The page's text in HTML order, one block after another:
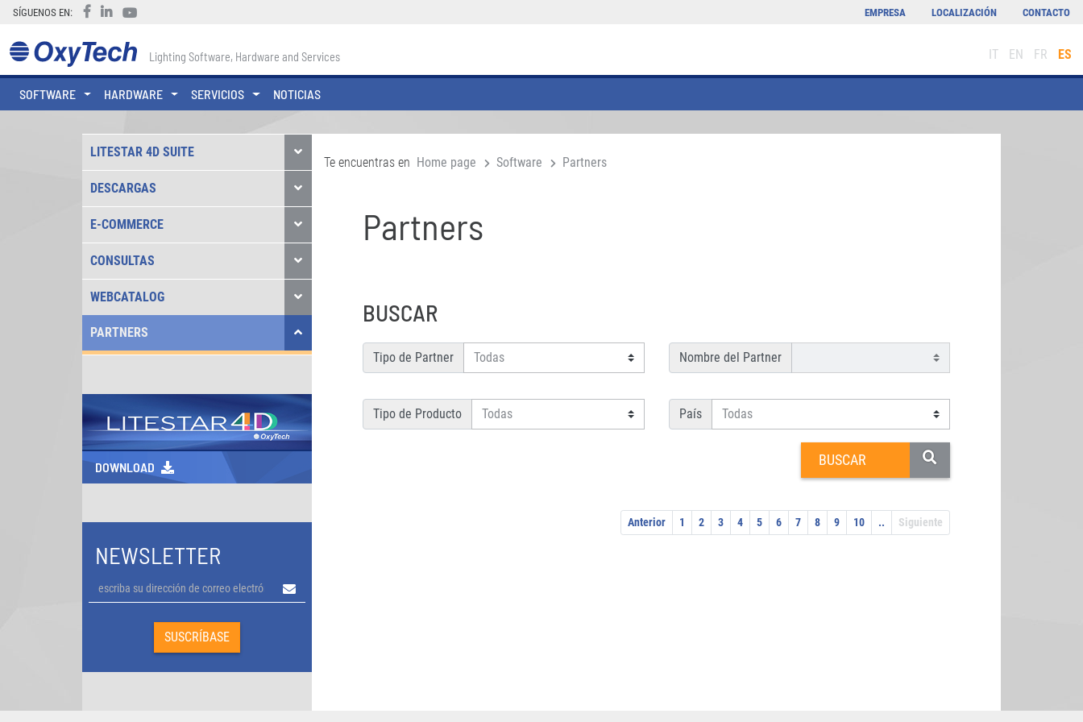
SÍGUENOS EN:
IT EN FR ES
Lighting Software, Hardware and Services
SOFTWARE HARDWARE SERVICIOS NOTICIAS
EMPRESA LOCALIZACIÓN CONTACTO
Te encuentras en Home page Software Partners
Partners
BUSCAR
Tipo de Partner Nombre del Partner
Tipo de Producto País
Anterior 1 2 3 4 5 6 7 8 9 10 .. Siguiente
LITESTAR 4D SUITE
DESCARGAS
E-COMMERCE
CONSULTAS
WEBCATALOG
PARTNERS
DOWNLOAD
NEWSLETTER